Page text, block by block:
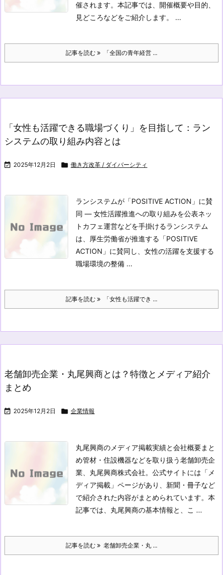
催されます。本記事では、開催概要や目的、
見どころなどをご紹介します。 ...
記事を読む 「全国の青年経営 ...
「女性も活躍できる職場づくり」を目指して：ラン
システムの取り組み内容とは
 2025年12月2日  働き方改革 / ダイバーシティ
ランシステムが「POSITIVE ACTION」に賛
同 — 女性活躍推進への取り組みを公表ネッ
トカフェ運営などを手掛けるランシステム
は、厚生労働省が推進する「POSITIVE
ACTION」に賛同し、女性の活躍を支援する
職場環境の整備 ...
記事を読む 「女性も活躍でき ...
老舗卸売企業・丸尾興商とは？特徴とメディア紹介
まとめ
 2025年12月2日  企業情報
丸尾興商のメディア掲載実績と会社概要まと
め管材・住設機器などを取り扱う老舗卸売企
業、丸尾興商株式会社。公式サイトには「メ
ディア掲載」ページがあり、新聞・冊子など
で紹介された内容がまとめられています。本
記事では、丸尾興商の基本情報と、こ ...
記事を読む 老舗卸売企業・丸 ...